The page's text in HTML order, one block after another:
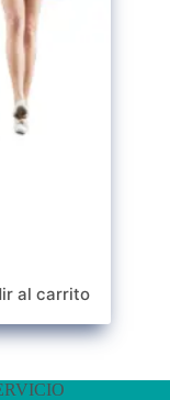
al carrito